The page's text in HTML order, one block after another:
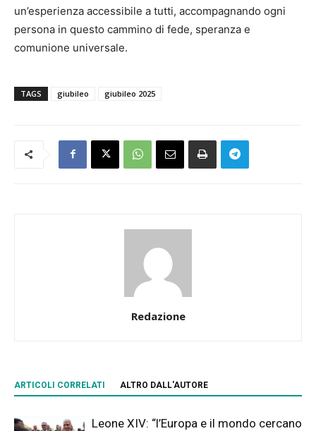
un’esperienza accessibile a tutti, accompagnando ogni
persona in questo cammino di fede, speranza e
comunione universale.
TAGS giubileo giubileo 2025
Redazione
ARTICOLI CORRELATI ALTRO DALL'AUTORE
Leone XIV: “l’Europa e il mondo cercano